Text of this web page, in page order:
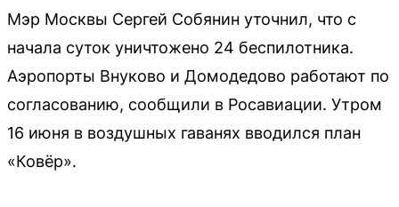
Мэр Москвы Сергей Собянин уточнил, что с
начала суток уничтожено 24 беспилотника.
Аэропорты Внуково и Домодедово работают по
согласованию, сообщили в Росавиации. Утром
16 июня в воздушных гаванях вводился план
«Ковёр».